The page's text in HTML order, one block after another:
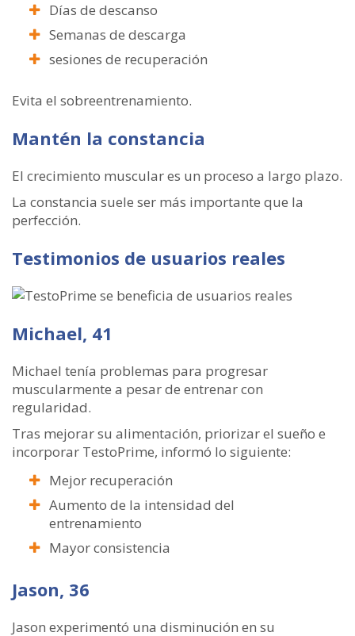
Días de descanso
Semanas de descarga
sesiones de recuperación
Evita el sobreentrenamiento.
Mantén la constancia
El crecimiento muscular es un proceso a largo plazo.
La constancia suele ser más importante que la
perfección.
Testimonios de usuarios reales
Michael, 41
Michael tenía problemas para progresar
muscularmente a pesar de entrenar con
regularidad.
Tras mejorar su alimentación, priorizar el sueño e
incorporar TestoPrime, informó lo siguiente:
Mejor recuperación
Aumento de la intensidad del
entrenamiento
Mayor consistencia
Jason, 36
Jason experimentó una disminución en su